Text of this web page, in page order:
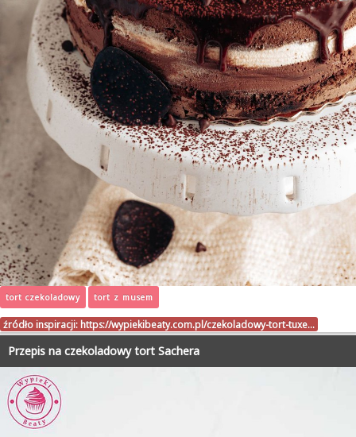
tort czekoladowy tort z musem
źródło inspiracji: https://wypiekibeaty.com.pl/czekoladowy-tort-tuxe…
Przepis na czekoladowy tort Sachera